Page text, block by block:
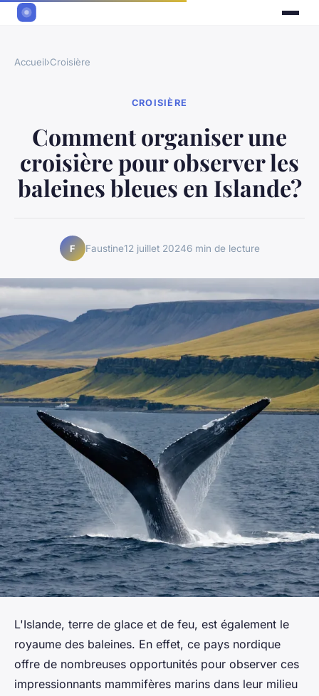
Accueil›Croisière
CROISIÈRE
Comment organiser une
croisière pour observer les
baleines bleues en Islande?
F Faustine12 juillet 20246 min de lecture
L'Islande, terre de glace et de feu, est également le
royaume des baleines. En effet, ce pays nordique
offre de nombreuses opportunités pour observer ces
impressionnants mammifères marins dans leur milieu